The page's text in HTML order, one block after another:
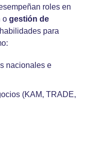
roles en
o gestión de
para
nacionales e
(KAM, TRADE,